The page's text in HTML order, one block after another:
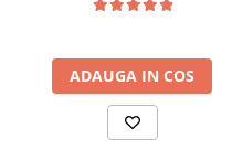
Pereți și suprafețe de
înainte de reintroducerea
Frecvența recomandată:
✔️ Compoziție:
Substanță activă:
ADAUGA IN COS